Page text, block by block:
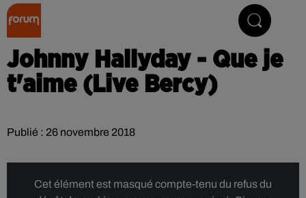
Johnny Hallyday - Que je
t'aime (Live Bercy)
Publié : 26 novembre 2018
Cet élément est masqué compte-tenu du refus du